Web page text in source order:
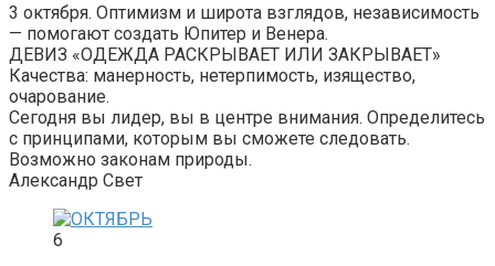
3 октября. Оптимизм и широта взглядов, независимость
— помогают создать Юпитер и Венера.
ДЕВИЗ «ОДЕЖДА РАСКРЫВАЕТ ИЛИ ЗАКРЫВАЕТ»
Качества: манерность, нетерпимость, изящество,
очарование.
Сегодня вы лидер, вы в центре внимания. Определитесь
с принципами, которым вы сможете следовать.
Возможно законам природы.
Александр Свет
6